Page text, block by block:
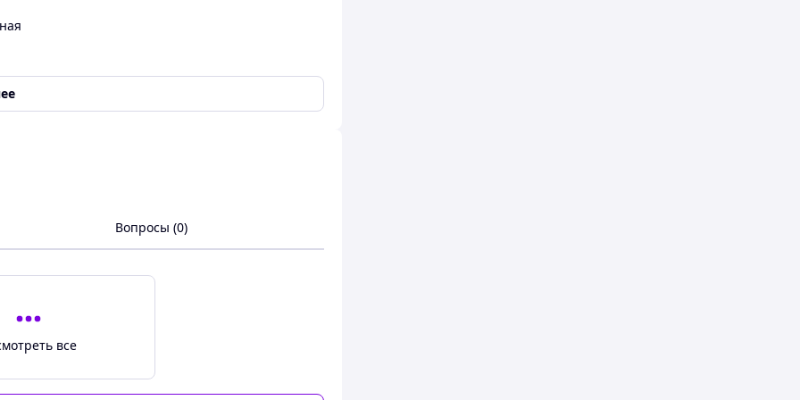
Раздражение,Повреждения,Чувствительность
,Регенерация
,Лицо,Шея,Область декольте,Тело,Кожа
,Ягодицы,Бедра,Ступни
Вопросы (0)
все